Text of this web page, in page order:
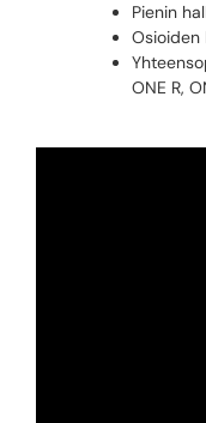
Pienin
Osioiden
ONE R,